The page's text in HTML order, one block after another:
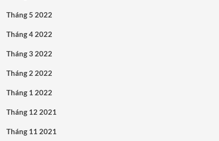
Tháng 5 2022
Tháng 4 2022
Tháng 3 2022
Tháng 2 2022
Tháng 1 2022
Tháng 12 2021
Tháng 11 2021